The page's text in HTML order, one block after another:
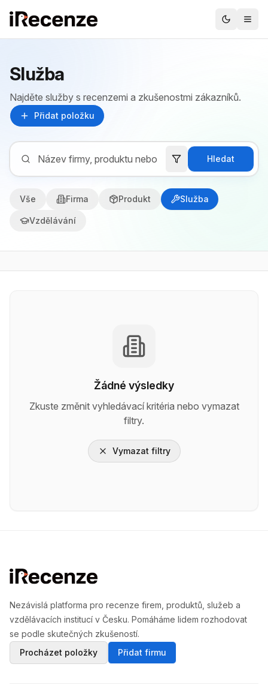
Služba
Najděte služby s recenzemi a zkušenostmi zákazníků.
Přidat položku
Hledat
Vše Firma Produkt Služba
Vzdělávání
Žádné výsledky
Zkuste změnit vyhledávací kritéria nebo vymazat
filtry.
Vymazat filtry
Nezávislá platforma pro recenze firem, produktů, služeb a
vzdělávacích institucí v Česku. Pomáháme lidem rozhodovat
se podle skutečných zkušeností.
Procházet položky
Přidat firmu